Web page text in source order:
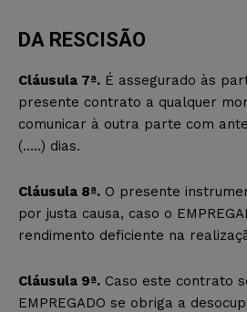
DA RESCISÃO
Cláusula 7ª. É assegurado às
presente contrato a qualquer
comunicar à outra parte com
(…..) dias.
Cláusula 8ª. O presente
por justa causa, caso o
rendimento deficiente na
Cláusula 9ª. Caso este contrato
EMPREGADO se obriga a